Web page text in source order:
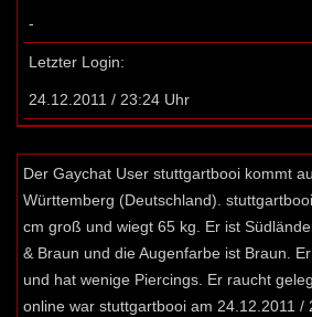
-
Letzter Login:
24.12.2011 / 23:24 Uhr
Der Gaychat User stuttgartbooi kommt
Württemberg (Deutschland).
cm groß und wiegt 65 kg. Er ist
& Braun und die Augenfarbe ist Braun.
und hat wenige Piercings. Er raucht
online war stuttgartbooi am 24.12.2011 /